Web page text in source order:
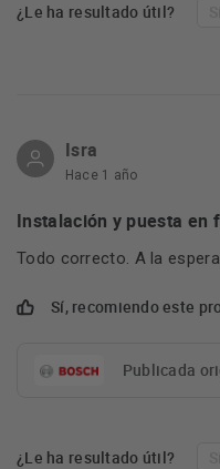
¿Le ha resultado útil?
Isra
Hace 1 año
Instalación y puesta en
Todo correcto. A la
Sí, recomiendo este
Publicada
¿Le ha resultado útil?